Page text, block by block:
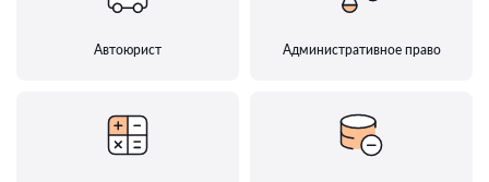
Автоюрист Административное право